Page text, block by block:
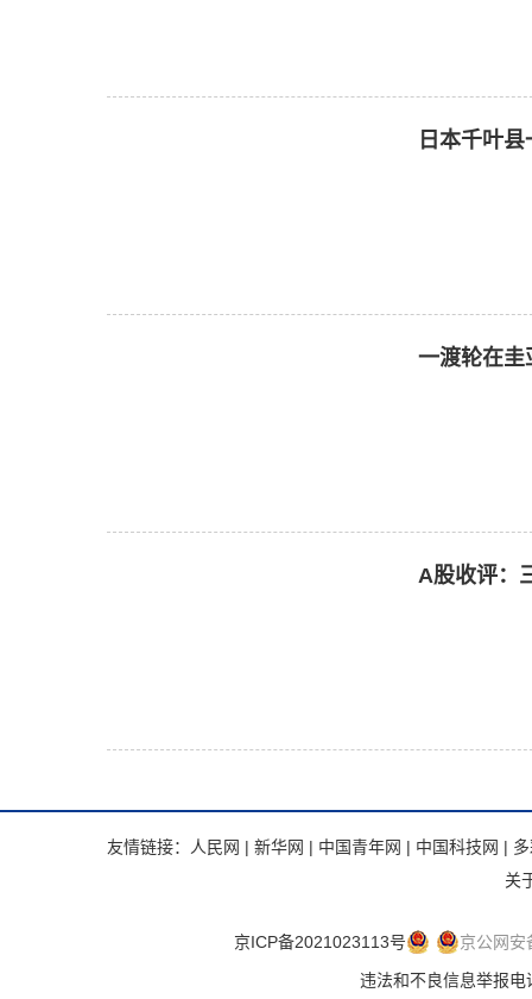
日本千叶
一渡轮在圭
A股收评：
友情链接： 人民网 | 新华网 | 中国青年网 | 中国科技网 |
关
京ICP备2021023113号
京公网
违法和不良信息举报